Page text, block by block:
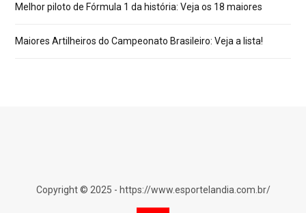
Melhor piloto de Fórmula 1 da história: Veja os 18 maiores
Maiores Artilheiros do Campeonato Brasileiro: Veja a lista!
Copyright © 2025 - https://www.esportelandia.com.br/